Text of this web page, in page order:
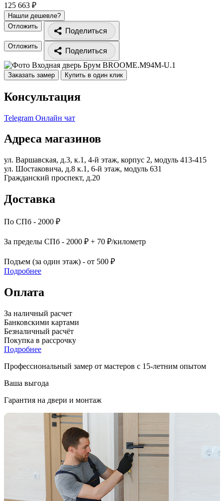
125 663 ₽
Нашли дешевле?
Отложить
Поделиться
Отложить
Поделиться
Заказать замер Купить в один клик
Консультация
Telegram Онлайн чат
Адреса магазинов
ул. Варшавская, д.3, к.1, 4-й этаж, корпус 2, модуль 413-415
ул. Шостаковича, д.8 к.1, 6-й этаж, модуль 631
Гражданский проспект, д.20
Доставка
По СПб - 2000 ₽
За пределы СПб - 2000 ₽ + 70 ₽/километр
Подъем (за один этаж) - от 500 ₽
Подробнее
Оплата
За наличный расчет
Банковскими картами
Безналичный расчёт
Покупка в рассрочку
Подробнее
Профессиональный замер от мастеров с 15-летним опытом
Ваша выгода
Гарантия на двери и монтаж